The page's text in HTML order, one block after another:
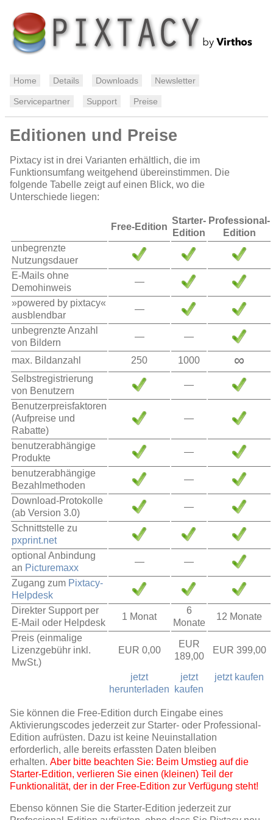
Home Details Downloads Newsletter
Servicepartner Support Preise
Editionen und Preise
Pixtacy ist in drei Varianten erhältlich, die im
Funktionsumfang weitgehend übereinstimmen. Die
folgende Tabelle zeigt auf einen Blick, wo die
Unterschiede liegen:
Free-Edition
Starter-
Edition
Professional-
Edition
unbegrenzte
Nutzungsdauer
E-Mails ohne
Demohinweis
—
»powered by pixtacy«
ausblendbar
—
unbegrenzte Anzahl
von Bildern
— —
max. Bildanzahl 250 1000 ∞
Selbstregistrierung
von Benutzern
—
Benutzerpreisfaktoren
(Aufpreise und
Rabatte)
—
benutzerabhängige
Produkte
—
benutzerabhängige
Bezahlmethoden
—
Download-Protokolle
(ab Version 3.0)
—
Schnittstelle zu
pxprint.net
optional Anbindung
an Picturemaxx
— —
Zugang zum Pixtacy-
Helpdesk
Direkter Support per
E-Mail oder Helpdesk
1 Monat
6
Monate
12 Monate
Preis (einmalige
Lizenzgebühr inkl.
MwSt.)
EUR 0,00
EUR
189,00
EUR 399,00
jetzt
herunterladen
jetzt
kaufen
jetzt kaufen
Sie können die Free-Edition durch Eingabe eines
Aktivierungscodes jederzeit zur Starter- oder Professional-
Edition aufrüsten. Dazu ist keine Neuinstallation
erforderlich, alle bereits erfassten Daten bleiben
erhalten. Aber bitte beachten Sie: Beim Umstieg auf die
Starter-Edition, verlieren Sie einen (kleinen) Teil der
Funktionalität, der in der Free-Edition zur Verfügung steht!
Ebenso können Sie die Starter-Edition jederzeit zur